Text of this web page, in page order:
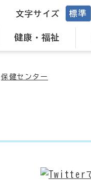
健康・福祉
文字サイズ 標準
保健センター